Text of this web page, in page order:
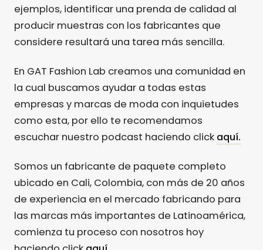
ejemplos, identificar una prenda de calidad al
producir muestras con los fabricantes que
considere resultará una tarea más sencilla.
En GAT Fashion Lab creamos una comunidad en
la cual buscamos ayudar a todas estas
empresas y marcas de moda con inquietudes
como esta, por ello te recomendamos
escuchar nuestro podcast haciendo click aquí.
Somos un fabricante de paquete completo
ubicado en Cali, Colombia, con más de 20 años
de experiencia en el mercado fabricando para
las marcas más importantes de Latinoamérica,
comienza tu proceso con nosotros hoy